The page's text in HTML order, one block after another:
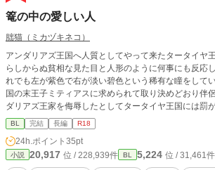
篭の中の愛しい人
朏猫（ミカヅキネコ）
アンダリアズ王国へ人質としてやって来たタータイヤ
らしからぬ貧相な見た目と人形のように何事にも反応
れでも左が紫色で右が淡い碧色という稀有な瞳をして
国の末王子ミティアスに求められて取り決めどおり伴
ダリアズ王家を侮辱したとしてタータイヤ王国には罰
牢部屋での軟禁生活を余儀なくされる。※他サイトに
王子×隷属国の人質王子 / BL / R18］
BL 完結 長編 R18
24h.ポイント 35pt
小説 20,917 位 / 228,939件 BL 5,224 位 / 31,461件